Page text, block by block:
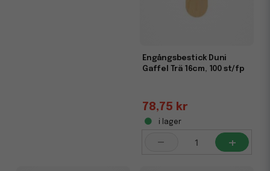
Engångsbestick Duni
Gaffel Trä 16cm, 100 st/fp
78,75 kr
i lager
- +